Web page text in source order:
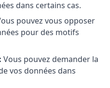
dans certains cas.
pouvez vous opposer
pour des motifs
Vous pouvez demander la
vos données dans